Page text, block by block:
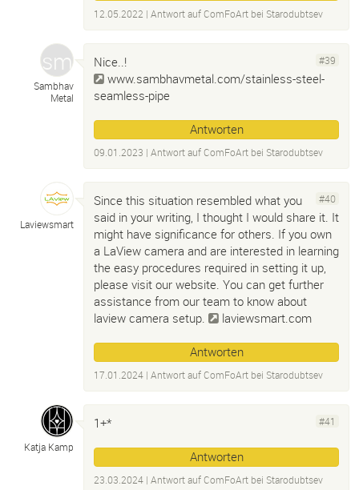
12.05.2022 | Antwort aufComFoArt bei Starodubtsev
Sambhav
Metal
#39
Nice..!
www.sambhavmetal.com/stainless-steel-
seamless-pipe
Antworten
09.01.2023 | Antwort aufComFoArt bei Starodubtsev
Laviewsmart
#40
Since this situation resembled what you
said in your writing, I thought I would share it. It
might have significance for others. If you own
a LaView camera and are interested in learning
the easy procedures required in setting it up,
please visit our website. You can get further
assistance from our team to know about
laview camera setup.
laviewsmart.com
Antworten
17.01.2024 | Antwort aufComFoArt bei Starodubtsev
Katja Kamp
#41
1+*
Antworten
23.03.2024 | Antwort aufComFoArt bei Starodubtsev